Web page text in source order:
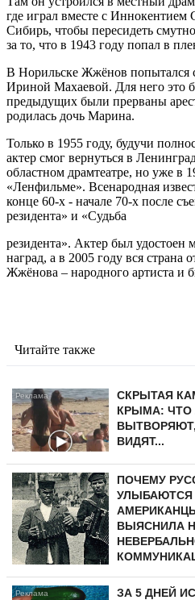
где играл вместе с
Сибирь, чтобы пересидеть
за то, что в 1943 году попал в
В Норильске Жжёнов попытался
Ириной Махаевой. Для него это
предыдущих были прерваны
родилась дочь Марина.
Только в 1955 году, будучи
актер смог вернуться в
областном драмтеатре, но уже в
«Ленфильме». Всенародная
конце 60-х - начале 70-х после
резидента» и «Судьба
резидента». Актер был удостоен
наград, а в 2005 году вся страна
Жжёнова – народного артиста и
Читайте также
СКРЫТАЯ
КРЫМА:
ВИДЯТ...
ПОЧЕМУ
УЛЫБАЮТСЯ
ВЫЯСНИЛА
ЗА 5 ДНЕЙ